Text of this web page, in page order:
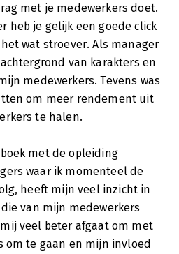
met je medewerkers doet.
heb je gelijk een goede click
wat stroever. Als manager
van karakters en
medewerkers. Tevens was
om meer rendement uit
te halen.
met de opleiding
waar ik momenteel de
heeft mijn veel inzicht in
van mijn medewerkers
veel beter afgaat om met
om te gaan en mijn invloed